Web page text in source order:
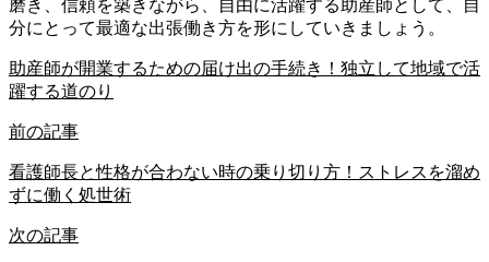
磨き、信頼を築きながら、自由に活躍する助産師として、自
分にとって最適な出張働き方を形にしていきましょう。
助産師が開業するための届け出の手続き！独立して地域で活
躍する道のり
前の記事
看護師長と性格が合わない時の乗り切り方！ストレスを溜め
ずに働く処世術
次の記事